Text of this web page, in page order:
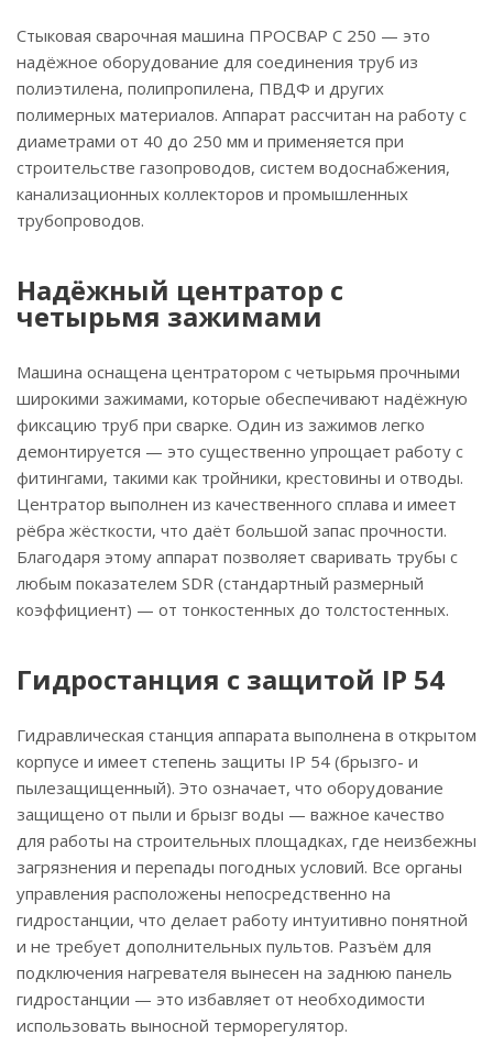
Стыковая сварочная машина ПРОСВАР С 250 — это
надёжное оборудование для соединения труб из
полиэтилена, полипропилена, ПВДФ и других
полимерных материалов. Аппарат рассчитан на работу с
диаметрами от 40 до 250 мм и применяется при
строительстве газопроводов, систем водоснабжения,
канализационных коллекторов и промышленных
трубопроводов.
Надёжный центратор с
четырьмя зажимами
Машина оснащена центратором с четырьмя прочными
широкими зажимами, которые обеспечивают надёжную
фиксацию труб при сварке. Один из зажимов легко
демонтируется — это существенно упрощает работу с
фитингами, такими как тройники, крестовины и отводы.
Центратор выполнен из качественного сплава и имеет
рёбра жёсткости, что даёт большой запас прочности.
Благодаря этому аппарат позволяет сваривать трубы с
любым показателем SDR (стандартный размерный
коэффициент) — от тонкостенных до толстостенных.
Гидростанция с защитой IP 54
Гидравлическая станция аппарата выполнена в открытом
корпусе и имеет степень защиты IP 54 (брызго- и
пылезащищенный). Это означает, что оборудование
защищено от пыли и брызг воды — важное качество
для работы на строительных площадках, где неизбежны
загрязнения и перепады погодных условий. Все органы
управления расположены непосредственно на
гидростанции, что делает работу интуитивно понятной
и не требует дополнительных пультов. Разъём для
подключения нагревателя вынесен на заднюю панель
гидростанции — это избавляет от необходимости
использовать выносной терморегулятор.